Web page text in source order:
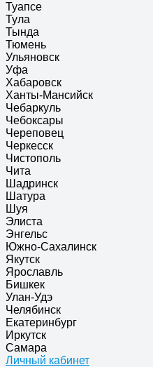
Туапсе
Тула
Тында
Тюмень
Ульяновск
Уфа
Хабаровск
Ханты-Мансийск
Чебаркуль
Чебоксары
Череповец
Черкесск
Чистополь
Чита
Шадринск
Шатура
Шуя
Элиста
Энгельс
Южно-Сахалинск
Якутск
Ярославль
Бишкек
Улан-Удэ
Челябинск
Екатеринбург
Иркутск
Самара
Личный кабинет